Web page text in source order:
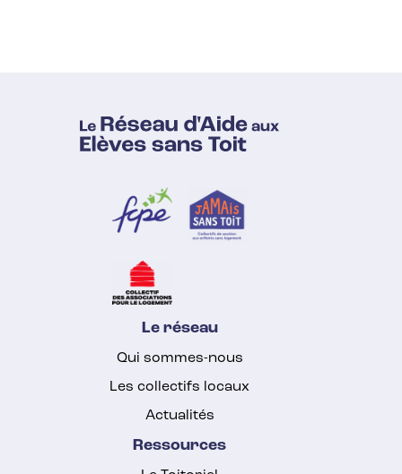
Le réseau
Qui sommes-nous
Les collectifs locaux
Actualités
Ressources